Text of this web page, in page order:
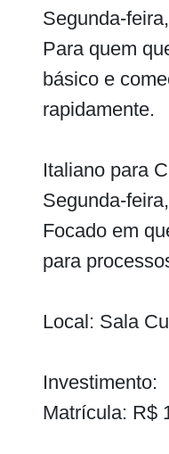
Segunda-
Para quem
básico e
rapidamente.
Italiano para
Segunda-
Focado em
para
Local: Sala
Investimento:
Matrícula: R$